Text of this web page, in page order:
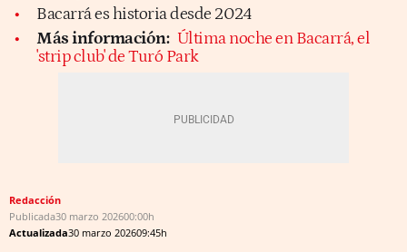
Bacarrá es historia desde 2024
Más información: Última noche en Bacarrá, el
'strip club' de Turó Park
Redacción
Publicada30 marzo 202600:00h
Actualizada30 marzo 202609:45h